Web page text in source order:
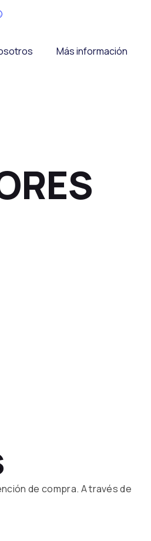
Más información
de compra. A través de